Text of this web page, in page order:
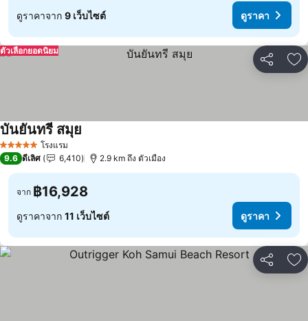
ดูราคาจาก 9 เว็บไซต์ ดูราคา
แชร์ เ
ตัวเลือกยอดนิยม
5 ดาว โรงแรม
บันยันทรี สมุย
9.6 ดีเลิศ 6,410 2.9 km ถึง ตัวเมือง
จาก ฿16,928
ดูราคาจาก 11 เว็บไซต์ ดูราคา
แชร์ เ